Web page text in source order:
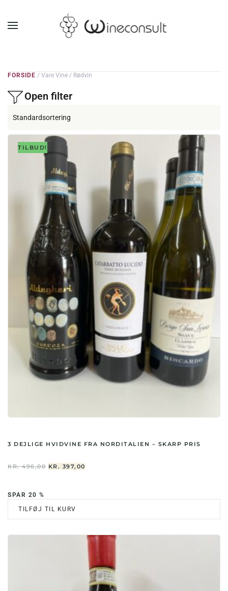
GÅ TIL HOVEDINDHOLD
FORSIDE / Vare Vine / Rødvin
Open filter
TILBUD!
3 DEJLIGE HVIDVINE FRA NORDITALIEN – SKARP PRIS
KR.496,00 DEN
KR. 397,00
SPAR 20 %
TILFØJ TIL KURV